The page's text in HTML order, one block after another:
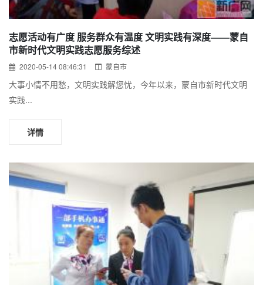
志愿活动有广度 服务群众有温度 文明实践有深度——蒙自
市新时代文明实践志愿服务综述
2020-05-14 08:46:31 蒙自市
大事小情不用愁，文明实践解您忧，今年以来，蒙自市新时代文明
实践...
详情